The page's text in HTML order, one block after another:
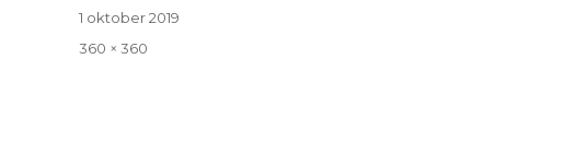
Geplaatst
1 oktober 2019
Volledige
360 × 360